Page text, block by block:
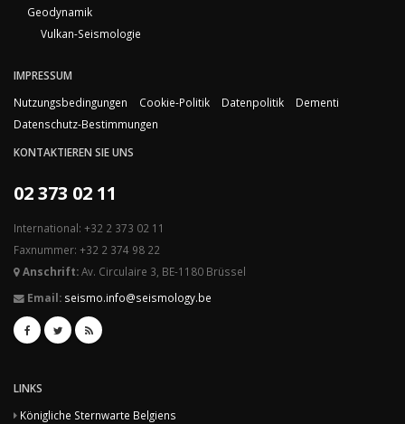
Geodynamik
Vulkan-Seismologie
IMPRESSUM
Nutzungsbedingungen
Cookie-Politik Datenpolitik
Dementi
Datenschutz-Bestimmungen
KONTAKTIEREN SIE UNS
02 373 02 11
International: +32 2 373 02 11
Faxnummer: +32 2 374 98 22
Anschrift:Av. Circulaire 3, BE-1180 Brüssel
Email: seismo.info@seismology.be
LINKS
Königliche Sternwarte Belgiens